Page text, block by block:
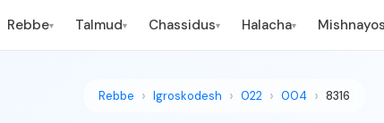
Rebbe▾ Talmud▾ Chassidus▾ Halacha▾ Mishnayos
Rebbe Igroskodesh 022 004 8316